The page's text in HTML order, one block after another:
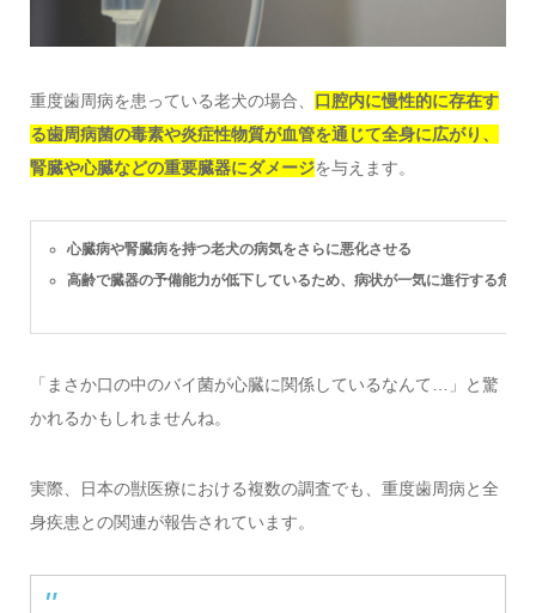
重度歯周病を患っている老犬の場合、 口腔内に慢性的に存在す
る歯周病菌の毒素や炎症性物質が血管を通じて全身に広がり、
腎臓や心臓などの重要臓器にダメージを与えます。
心臓病や腎臓病を持つ老犬の病気をさらに悪化させる
高齢で臓器の予備能力が低下しているため、病状が一気に進行する危険
「まさか口の中のバイ菌が心臓に関係しているなんて…」と驚
かれるかもしれませんね。
実際、日本の獣医療における複数の調査でも、重度歯周病と全
身疾患との関連が報告されています。